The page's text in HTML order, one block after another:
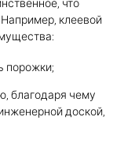
что
клеевой
порожки;
благодаря чему
доской,